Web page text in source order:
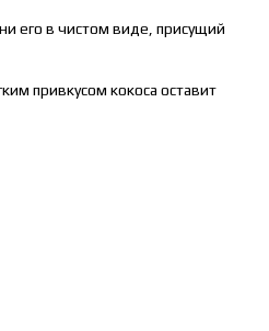
его в чистом виде, присущий
привкусом кокоса оставит